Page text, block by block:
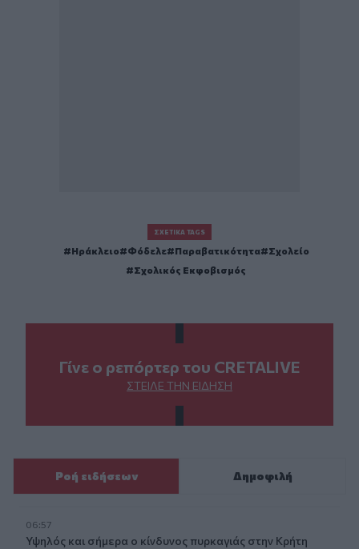
ΣΧΕΤΙΚΆ TAGS
Ηράκλειο Φόδελε Παραβατικότητα
Σχολείο
Σχολικός Εκφοβισμός
Γίνε ο ρεπόρτερ του CRETALIVE
ΣΤΕΊΛΕ ΤΗΝ ΕΊΔΗΣΗ
Ροή ειδήσεων Δημοφιλή
06:57
Υψηλός και σήμερα ο κίνδυνος πυρκαγιάς στην Κρήτη